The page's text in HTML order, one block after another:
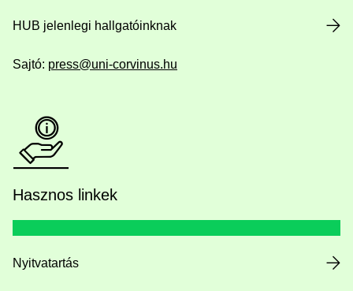
HUB jelenlegi hallgatóinknak
Sajtó: press@uni-corvinus.hu
Hasznos linkek
Nyitvatartás